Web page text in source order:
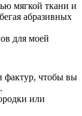
мягкой ткани и
абразивных
для моей
фактур, чтобы вы
или